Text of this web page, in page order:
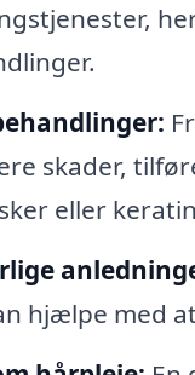
skader,
eller
hjælpe med